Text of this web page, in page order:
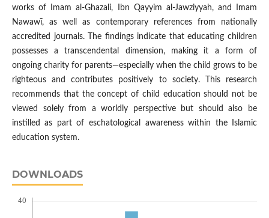
works of Imam al-Ghazali, Ibn Qayyim al-Jawziyyah, and Imam
Nawawī, as well as contemporary references from nationally
accredited journals. The findings indicate that educating children
possesses a transcendental dimension, making it a form of
ongoing charity for parents—especially when the child grows to be
righteous and contributes positively to society. This research
recommends that the concept of child education should not be
viewed solely from a worldly perspective but should also be
instilled as part of eschatological awareness within the Islamic
education system.
DOWNLOADS